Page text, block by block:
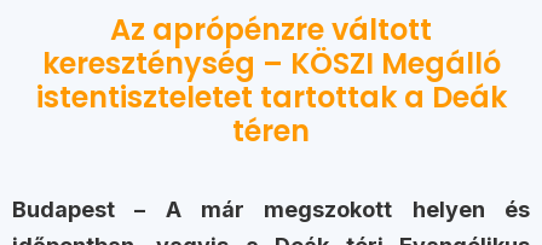
Az aprópénzre váltott
kereszténység – KÖSZI Megálló
istentiszteletet tartottak a Deák
téren
Budapest – A már megszokott helyen és